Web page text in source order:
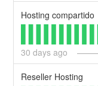
Hosting compartido
30 days ago
Reseller Hosting